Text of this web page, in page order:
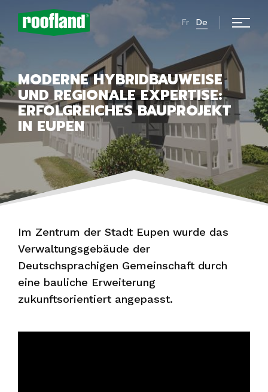
Fr De
MODERNE HYBRIDBAUWEISE
UND REGIONALE EXPERTISE:
ERFOLGREICHES BAUPROJEKT
IN EUPEN
Im Zentrum der Stadt Eupen wurde das
Verwaltungsgebäude der
Deutschsprachigen Gemeinschaft durch
eine bauliche Erweiterung
zukunftsorientiert angepasst.